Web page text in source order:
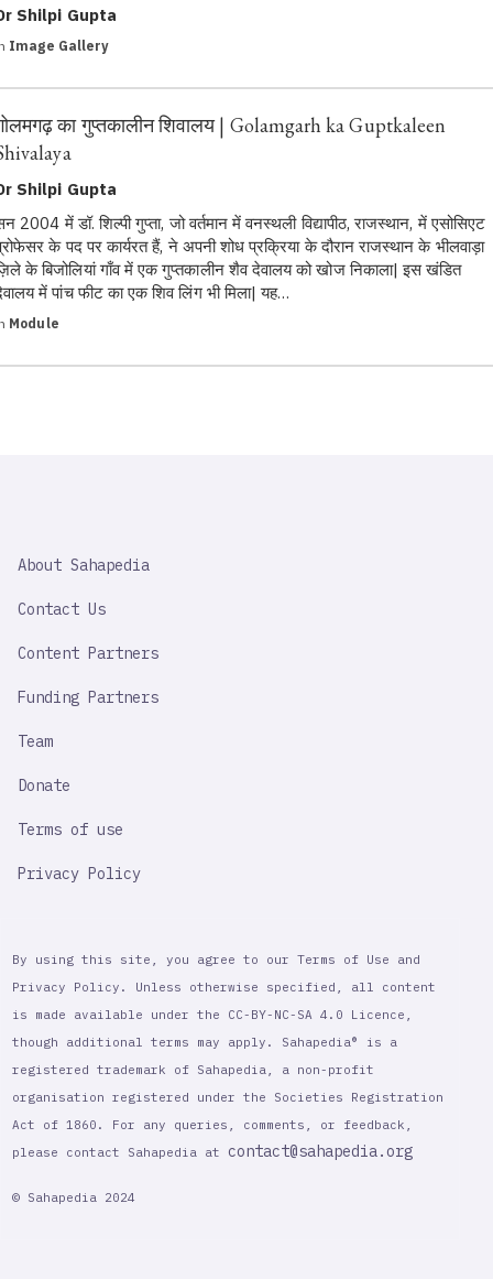
Shilpi Gupta
Image Gallery
का गुप्तकालीन शिवालय | Golamgarh ka Guptkaleen
Shilpi Gupta
2004 में डॉ. शिल्पी गुप्ता, जो वर्तमान में वनस्थली विद्यापीठ, राजस्थान, में एसोसिएट
के पद पर कार्यरत हैं, ने अपनी शोध प्रक्रिया के दौरान राजस्थान के भीलवाड़ा
के बिजोलियां गाँव में एक गुप्तकालीन शैव देवालय को खोज निकाला| इस खंडित
में पांच फीट का एक शिव लिंग भी मिला| यह…
Module
IMPORTANT
About Sahapedia
Contact Us
Content Partners
Funding Partners
Team
Donate
Terms of use
Privacy Policy
By using this site, you agree to our Terms of Use and
Privacy Policy. Unless otherwise specified, all content
is made available under the CC-BY-NC-SA 4.0 Licence,
though additional terms may apply. Sahapedia® is a
registered trademark of Sahapedia, a non-profit
organisation registered under the Societies Registration
Act of 1860. For any queries, comments, or feedback,
please contact Sahapedia at contact@sahapedia.org
© Sahapedia 2024